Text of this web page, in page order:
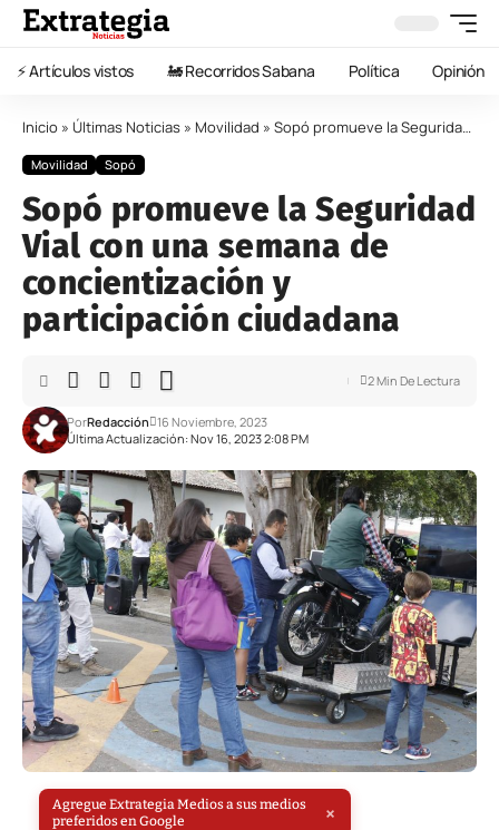
⚡️ Artículos vistos 🚂 Recorridos Sabana Política Opinión
Inicio » Últimas Noticias » Movilidad » Sopó promueve la Seguridad Vial con una semana de concientización y participación ciudadana
Movilidad Sopó
Sopó promueve la Seguridad
Vial con una semana de
concientización y
participación ciudadana
Última Actualización: Nov 16, 2023 2:08 PM
PorRedacción 16 Noviembre, 2023
2 Min De Lectura
Agregue Extrategia Medios a sus medios
preferidos en Google
×